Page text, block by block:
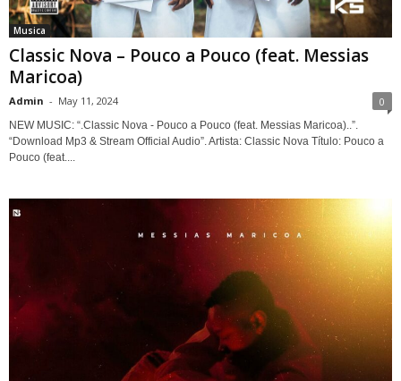
Musica
Classic Nova – Pouco a Pouco (feat. Messias
Maricoa)
Admin - May 11, 2024 0
NEW MUSIC: “.Classic Nova - Pouco a Pouco (feat. Messias Maricoa)..”.
“Download Mp3 & Stream Official Audio”. Artista: Classic Nova Título: Pouco a
Pouco (feat....